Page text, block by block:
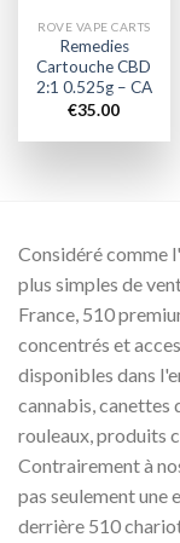
ROVE VAPE CARTS
Remedies
Cartouche CBD
2:1 0.525g – CA
€35.00
Considéré comme
plus simples de
France, 510
concentrés et
disponibles dans
cannabis, canettes
rouleaux, produits
Contrairement à
pas seulement une
derrière 510